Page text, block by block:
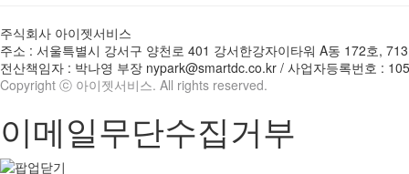
주식회사 아이젯서비스
주소 : 서울특별시 강서구 양천로 401 강서한강자이타워 A동 172호,
전산책임자 : 박나영 부장 nypark@smartdc.co.kr / 사업자등록번호 :
Copyright ⓒ 아이젯서비스. All rights reserved.
이메일무단수집거부